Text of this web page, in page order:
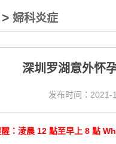
> 婦科炎症
深圳罗湖意外怀
发布时间：
：淩晨 12 點至早上 8 點